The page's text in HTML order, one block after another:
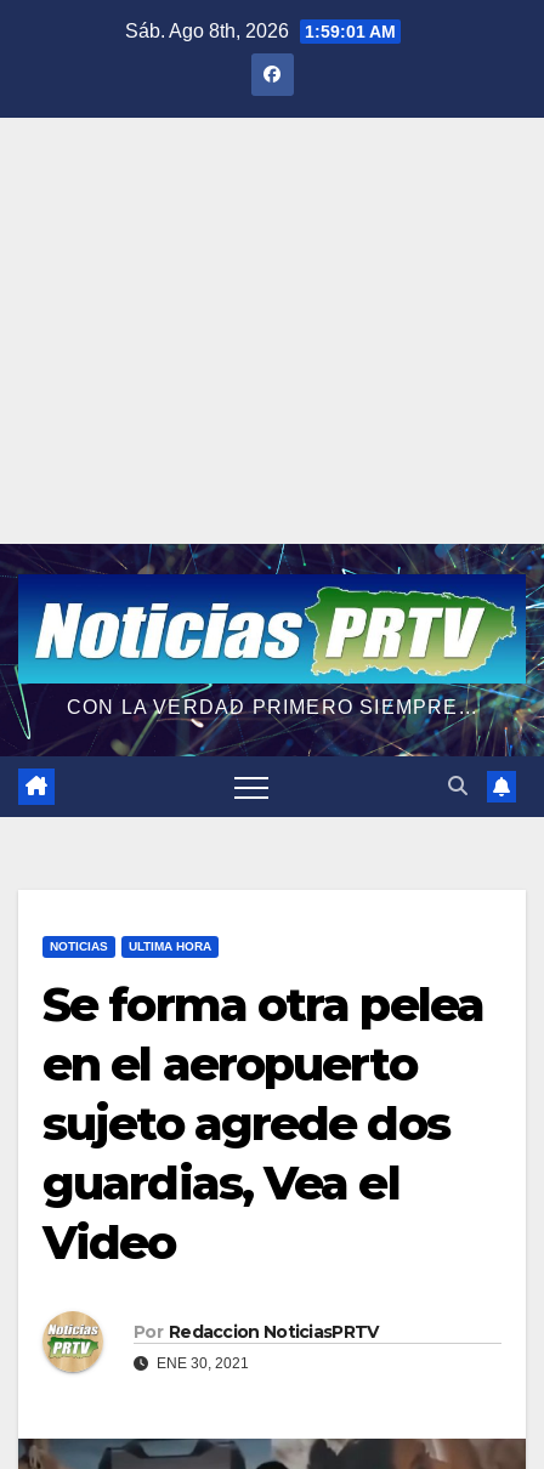
Sáb. Ago 8th, 2026 1:59:02 AM
CON LA VERDAD PRIMERO SIEMPRE...
NOTICIAS ULTIMA HORA
Se forma otra pelea
en el aeropuerto
sujeto agrede dos
guardias, Vea el
Video
Por Redaccion NoticiasPRTV
ENE 30, 2021